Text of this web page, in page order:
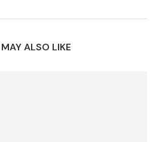
ALSO LIKE